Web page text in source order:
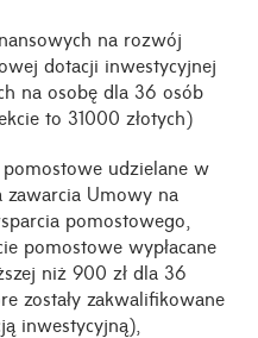
na rozwój
dotacji inwestycyjnej
na osobę dla 36 osób
to 31000 złotych)
udzielane w
Umowy na
pomostowego
pomostowe wypłacane
niż 900 zł dla 36
zostały zakwalifikowane
inwestycyjną),